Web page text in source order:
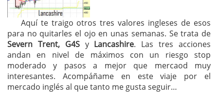
Aquí te traigo otros tres valores ingleses de esos
para no quitarles el ojo en unas semanas. Se trata de
Severn Trent, G4Sy Lancashire. Las tres acciones
andan en nivel de máximos con un riesgo stop
moderado y pasos a mejor que mercaod muy
interesantes. Acompáñame en este viaje por el
mercado inglés al que tanto me gusta seguir…